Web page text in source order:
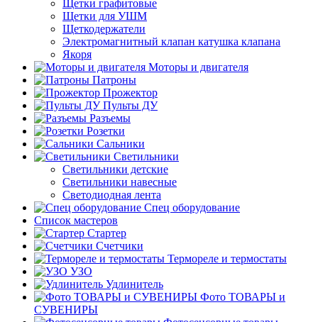
Щетки графитовые
Щетки для УШМ
Щеткодержатели
Электромагнитный клапан катушка клапана
Якоря
Моторы и двигателя
Патроны
Прожектор
Пульты ДУ
Разъемы
Розетки
Сальники
Светильники
Светильники детские
Светильники навесные
Светодиодная лента
Спец оборудование
Список мастеров
Стартер
Счетчики
Термореле и термостаты
УЗО
Удлинитель
Фото ТОВАРЫ и
СУВЕНИРЫ